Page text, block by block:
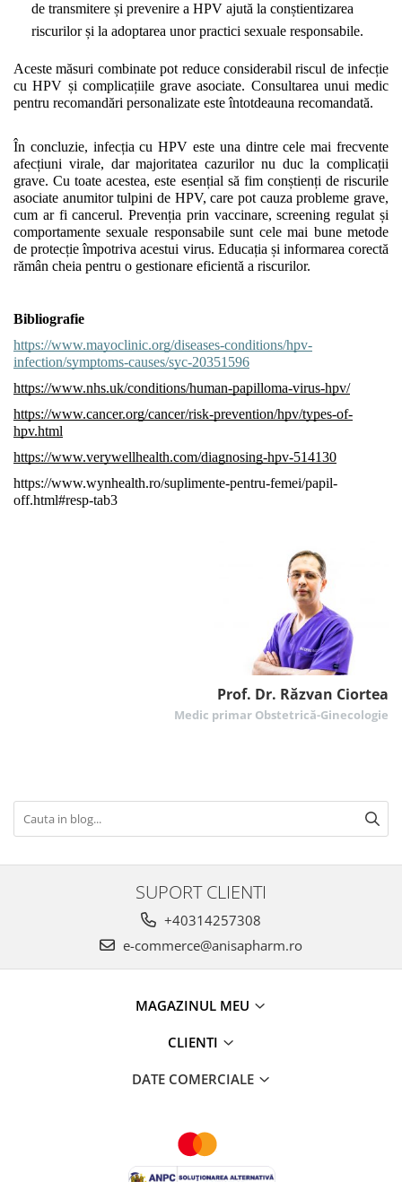
de transmitere și prevenire a HPV ajută la conștientizarea
riscurilor și la adoptarea unor practici sexuale responsabile.
Aceste măsuri combinate pot reduce considerabil riscul de infecție
cu HPV și complicațiile grave asociate. Consultarea unui medic
pentru recomandări personalizate este întotdeauna recomandată.
În concluzie, infecția cu HPV este una dintre cele mai frecvente
afecțiuni virale, dar majoritatea cazurilor nu duc la complicații
grave. Cu toate acestea, este esențial să fim conștienți de riscurile
asociate anumitor tulpini de HPV, care pot cauza probleme grave,
cum ar fi cancerul. Prevenția prin vaccinare, screening regulat și
comportamente sexuale responsabile sunt cele mai bune metode
de protecție împotriva acestui virus. Educația și informarea corectă
rămân cheia pentru o gestionare eficientă a riscurilor.
Bibliografie
https://www.mayoclinic.org/diseases-conditions/hpv-
infection/symptoms-causes/syc-20351596
https://www.nhs.uk/conditions/human-papilloma-virus-hpv/
https://www.cancer.org/cancer/risk-prevention/hpv/types-of-
hpv.html
https://www.verywellhealth.com/diagnosing-hpv-514130
https://www.wynhealth.ro/suplimente-pentru-femei/papil-
off.html#resp-tab3
Prof. Dr. Răzvan Ciortea
Medic primar Obstetrică-Ginecologie
SUPORT CLIENTI
+40314257308
e-commerce@anisapharm.ro
MAGAZINUL MEU
CLIENTI
DATE COMERCIALE